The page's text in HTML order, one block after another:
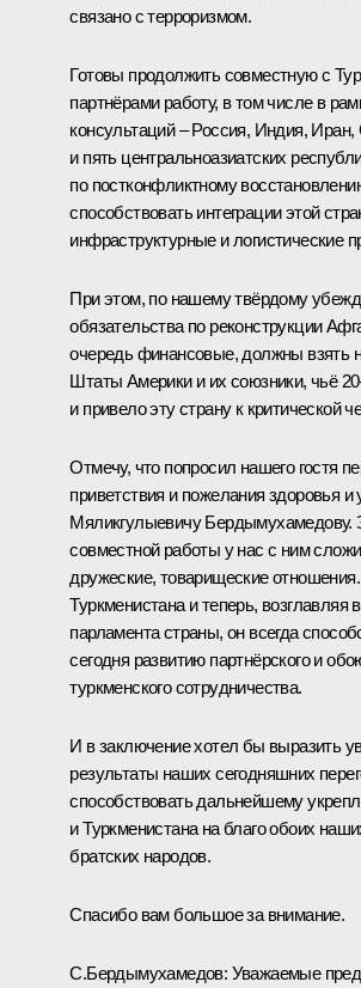
связано с терроризмом.
Готовы продолжить совместную с
партнёрами работу, в том числе в
консультаций – Россия, Индия,
и пять центральноазиатских
по постконфликтному
способствовать интеграции этой
инфраструктурные и логистические
При этом, по нашему твёрдому
обязательства по реконструкции
очередь финансовые, должны взять
Штаты Америки и их союзники, чьё
и привело эту страну к критической
Отмечу, что попросил нашего гостя
приветствия и пожелания здоровья и
Мяликгулыевичу Бердымухамедову.
совместной работы у нас с ним
дружеские, товарищеские
Туркменистана и теперь, возглавляя
парламента страны, он всегда
сегодня развитию партнёрского и
туркменского сотрудничества.
И в заключение хотел бы выразить
результаты наших сегодняшних
способствовать дальнейшему
и Туркменистана на благо обоих
братских народов.
Спасибо вам большое за внимание.
С.Бердымухамедов: Уважаемые